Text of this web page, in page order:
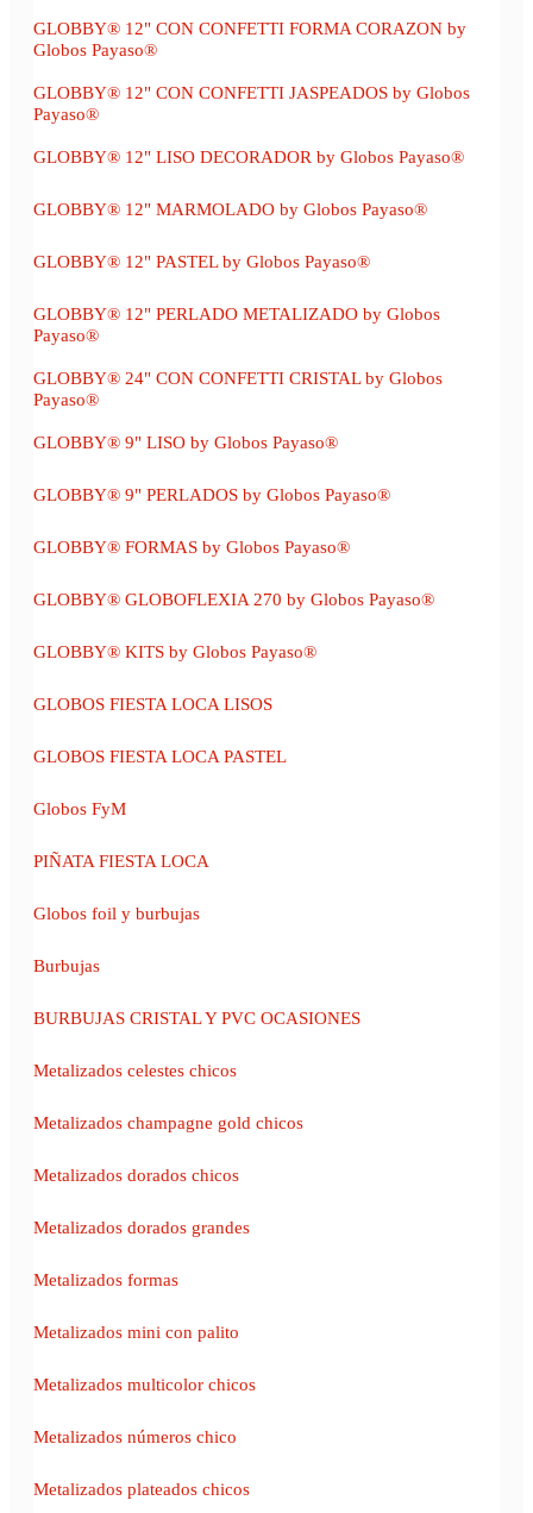
GLOBBY® 12" CON CONFETTI FORMA CORAZON by
Globos Payaso®
GLOBBY® 12" CON CONFETTI JASPEADOS by Globos
Payaso®
GLOBBY® 12" LISO DECORADOR by Globos Payaso®
GLOBBY® 12" MARMOLADO by Globos Payaso®
GLOBBY® 12" PASTEL by Globos Payaso®
GLOBBY® 12" PERLADO METALIZADO by Globos
Payaso®
GLOBBY® 24" CON CONFETTI CRISTAL by Globos
Payaso®
GLOBBY® 9" LISO by Globos Payaso®
GLOBBY® 9" PERLADOS by Globos Payaso®
GLOBBY® FORMAS by Globos Payaso®
GLOBBY® GLOBOFLEXIA 270 by Globos Payaso®
GLOBBY® KITS by Globos Payaso®
GLOBOS FIESTA LOCA LISOS
GLOBOS FIESTA LOCA PASTEL
Globos FyM
PIÑATA FIESTA LOCA
Globos foil y burbujas
Burbujas
BURBUJAS CRISTAL Y PVC OCASIONES
Metalizados celestes chicos
Metalizados champagne gold chicos
Metalizados dorados chicos
Metalizados dorados grandes
Metalizados formas
Metalizados mini con palito
Metalizados multicolor chicos
Metalizados números chico
Metalizados plateados chicos